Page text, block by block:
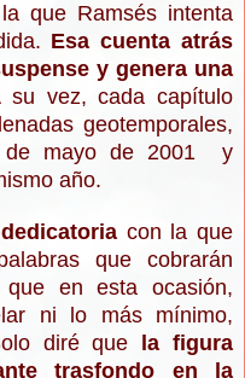
que Ramsés intenta
Esa cuenta atrás
y genera una
su vez, cada capítulo
geotemporales,
de mayo de 2001 y
año.
con la que
que cobrarán
en esta ocasión,
ni lo más mínimo,
diré que
la figura
trasfondo en la